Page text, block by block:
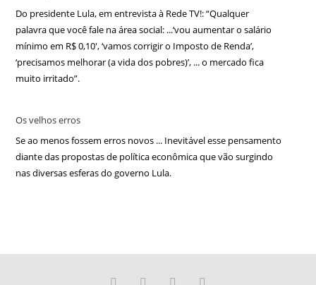
Do presidente Lula, em entrevista à Rede TV!: “Qualquer
palavra que você fale na área social: ...‘vou aumentar o salário
mínimo em R$ 0,10′, ‘vamos corrigir o Imposto de Renda’,
‘precisamos melhorar (a vida dos pobres)’, ... o mercado fica
muito irritado”.
Os velhos erros
Se ao menos fossem erros novos ... Inevitável esse pensamento
diante das propostas de política econômica que vão surgindo
nas diversas esferas do governo Lula.